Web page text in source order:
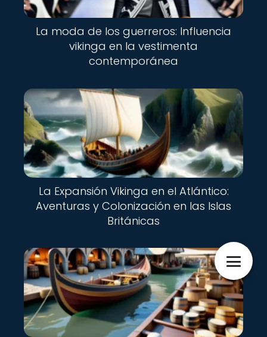
La moda de los guerreros: Influencia
vikinga en la vestimenta
contemporánea
La Expansión Vikinga en el Atlántico:
Aventuras y Colonización en las Islas
Británicas